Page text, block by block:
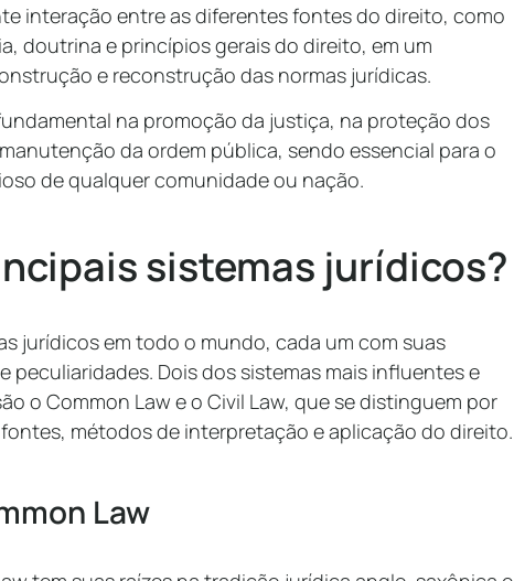
interação entre as diferentes fontes do direito, como
doutrina e princípios gerais do direito, em um
e reconstrução das normas jurídicas.
na promoção da justiça, na proteção dos
da ordem pública, sendo essencial para o
de qualquer comunidade ou nação.
sistemas jurídicos?
jurídicos em todo o mundo, cada um com suas
peculiaridades. Dois dos sistemas mais influentes e
o Common Law e o Civil Law, que se distinguem por
métodos de interpretação e aplicação do direito.
Law